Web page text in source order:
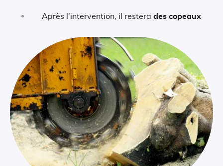
Après l'intervention, il restera des copeaux